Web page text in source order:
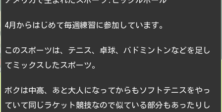
4月からはじめて毎週練習に参加しています。
このスポーツは、テニス、卓球、バドミントンなどを足し
てミックスしたスポーツ。
ボクは中高、あと大人になってからもソフトテニスをやっ
ていて同じラケット競技なので似ている部分もあったりし